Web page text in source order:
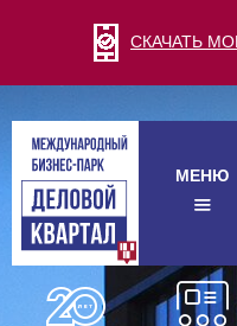
СКАЧАТЬ
МЕНЮ